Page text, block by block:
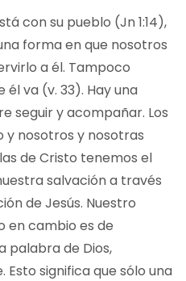
con su pueblo (Jn 1:14),
forma en que nosotros
a él. Tampoco
va (v. 33). Hay una
seguir y acompañar. Los
y nosotros y nosotras
de Cristo tenemos el
salvación a través
de Jesús. Nuestro
en cambio es de
palabra de Dios,
significa que sólo una